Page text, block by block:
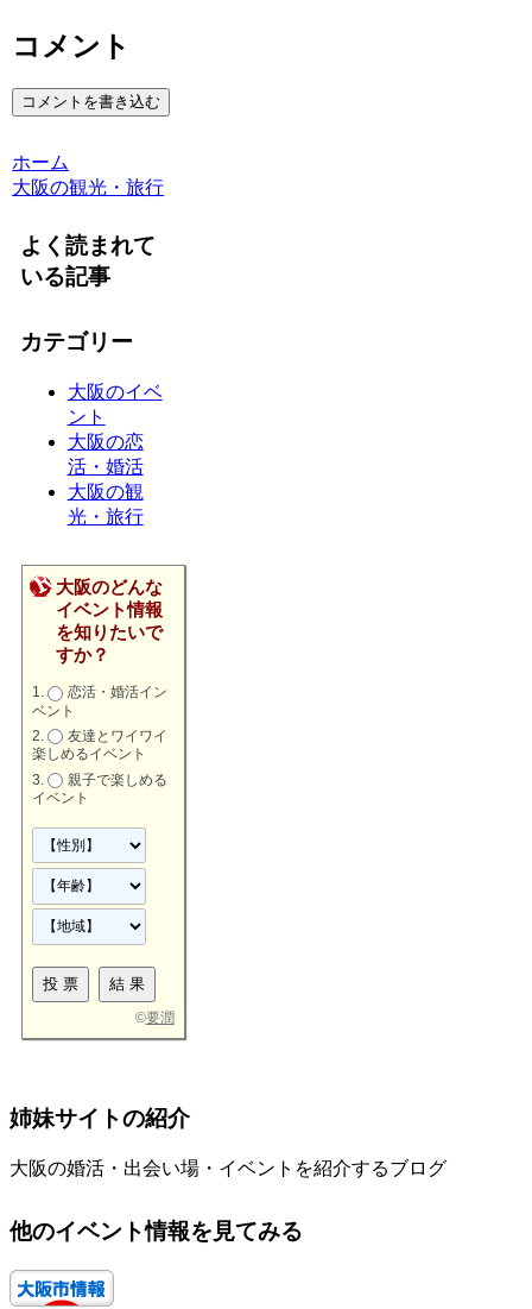
コメント
コメントを書き込む
ホーム
大阪の観光・旅行
よく読まれて
いる記事
カテゴリー
大阪のイベ
ント
大阪の恋
活・婚活
大阪の観
光・旅行
大阪のどんな
イベント情報
を知りたいで
すか？
恋活・婚活イン
ベント
友達とワイワイ
楽しめるイベント
親子で楽しめる
イベント
©要潤
姉妹サイトの紹介
大阪の婚活・出会い場・イベントを紹介するブログ
他のイベント情報を見てみる